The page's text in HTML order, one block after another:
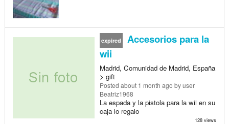
expired
Accesorios para la
wii
Madrid, Comunidad de Madrid, España
> gift
Posted about 1 month ago by user
Beatriz1968
La espada y la pistola para la wii en su
caja lo regalo
128 views